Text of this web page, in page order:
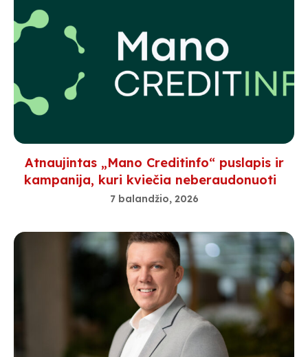
Atnaujintas „Mano Creditinfo“ puslapis ir
kampanija, kuri kviečia neberaudonuoti
7 balandžio, 2026